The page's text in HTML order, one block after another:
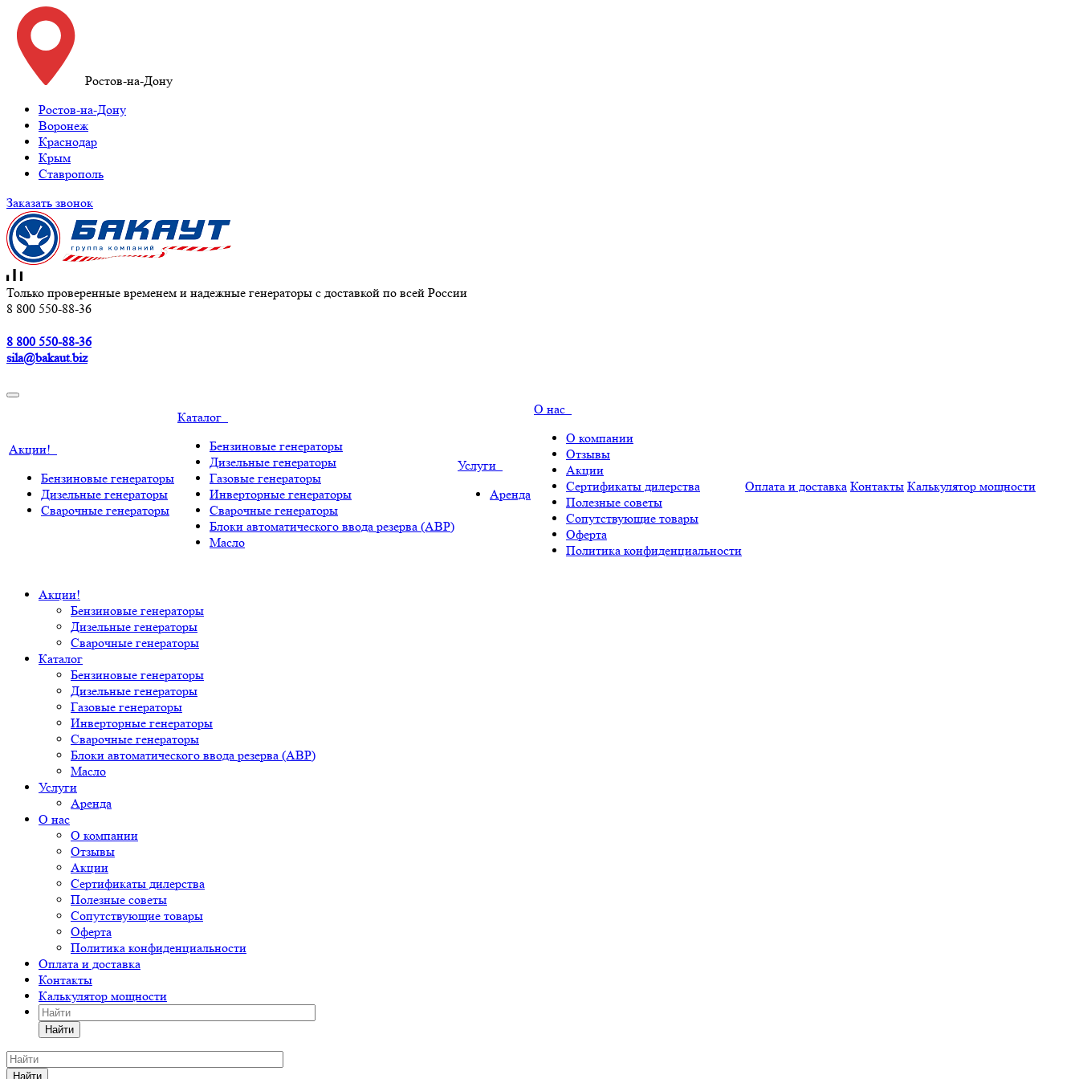
Ростов-на-Дону
Ростов-на-Дону
Воронеж
Краснодар
Крым
Ставрополь
Заказать звонок
Только проверенные временем и надежные генераторы с доставкой по всей России
8 800 550-88-36
8 800 550-88-36
sila@bakaut.biz
Акции!
Бензиновые генераторы
Дизельные генераторы
Сварочные генераторы
Каталог
Бензиновые генераторы
Дизельные генераторы
Газовые генераторы
Инверторные генераторы
Сварочные генераторы
Блоки автоматического ввода резерва (АВР)
Масло
Услуги
Аренда
О нас
О компании
Отзывы
Акции
Сертификаты дилерства
Полезные советы
Сопутствующие товары
Оферта
Политика конфиденциальности
Оплата и доставка Контакты Калькулятор мощности
Акции!
Бензиновые генераторы
Дизельные генераторы
Сварочные генераторы
Каталог
Бензиновые генераторы
Дизельные генераторы
Газовые генераторы
Инверторные генераторы
Сварочные генераторы
Блоки автоматического ввода резерва (АВР)
Масло
Услуги
Аренда
О нас
О компании
Отзывы
Акции
Сертификаты дилерства
Полезные советы
Сопутствующие товары
Оферта
Политика конфиденциальности
Оплата и доставка
Контакты
Калькулятор мощности
Найти
Найти